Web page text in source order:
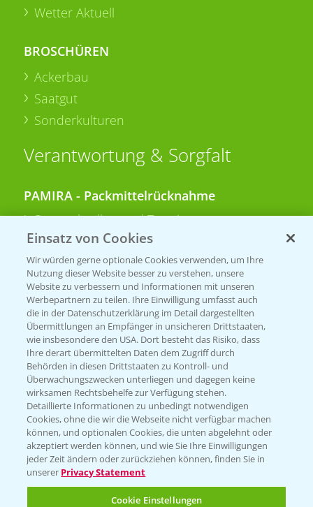
Wetter Aktuell
BROSCHÜREN
Ackerbau
Saatgut
Sonderkulturen
Verantwortung & Sorgfalt
PAMIRA - Packmittelrücknahme
Sammelstellen und Termine
PRE - Chemikalien sicher entsorgen
Sammelstellen und Termine
Kontakt & Notfall
Beratung auf WhatsApp
T.+49 (0)174 346 564 1
KONTAKT
Hilfe in Notfällen
T.+49 (0)214/30-20220
Einsatz von Cookies
Wir würden gerne optionale Cookies verwenden, um Ihre
Nutzung dieser Website besser zu verstehen, unsere
Website zu verbessern und Informationen mit unseren
Werbepartnern zu teilen. Ihre Einwilligung umfasst auch
die in der Datenschutzerklärung im Detail dargestellten
Übermittlungen an Empfänger in unsicheren Drittstaaten,
wie insbesondere den USA. Dort besteht das Risiko, dass
Ihre derart übermittelten Daten dem Zugriff durch
Behörden in diesen Drittstaaten zu Kontroll- und
Überwachungszwecken unterliegen und dagegen keine
wirksamen Rechtsbehelfe zur Verfügung stehen.
Detaillierte Informationen zu unbedingt notwendigen
Cookies, ohne die wir die Webseite nicht verfügbar machen
können, und optionalen Cookies, die unten abgelehnt oder
akzeptiert werden können, und wie Sie Ihre Einwilligungen
jeder Zeit ändern oder zurückziehen können, finden Sie in
unserer Privacy Statement
Cookie Einstellungen